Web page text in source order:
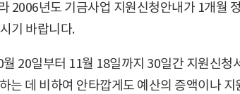
2006년도 기금사업 지원신청안내가 1개월
기 바랍니다.
20일부터 11월 18일까지 30일간 지원신청
는 데 비하여 안타깝게도 예산의 증액이나